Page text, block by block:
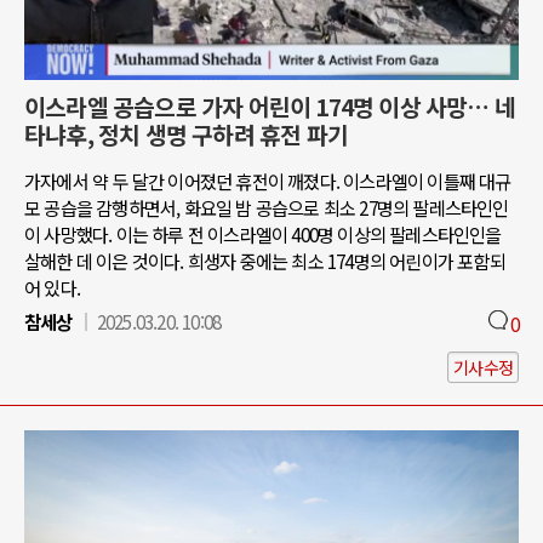
이스라엘 공습으로 가자 어린이 174명 이상 사망… 네
타냐후, 정치 생명 구하려 휴전 파기
가자에서 약 두 달간 이어졌던 휴전이 깨졌다. 이스라엘이 이틀째 대규
모 공습을 감행하면서, 화요일 밤 공습으로 최소 27명의 팔레스타인인
이 사망했다. 이는 하루 전 이스라엘이 400명 이상의 팔레스타인인을
살해한 데 이은 것이다. 희생자 중에는 최소 174명의 어린이가 포함되
어 있다.
참세상
2025.03.20. 10:08 0
기사수정